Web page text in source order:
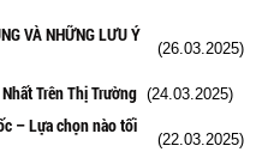
VÀ NHỮNG LƯU Ý
(26.03.2025)
Trên Thị Trường (24.03.2025)
– Lựa chọn nào tối
(22.03.2025)